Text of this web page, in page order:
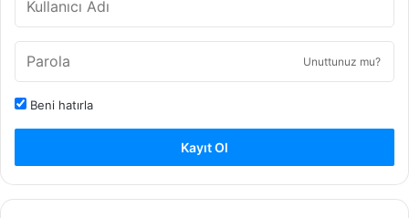
Unuttunuz mu?
Beni hatırla
Kayıt Ol